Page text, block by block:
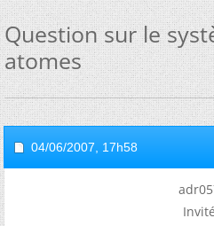
Question sur le
atomes
04/06/2007, 17h58
Invité